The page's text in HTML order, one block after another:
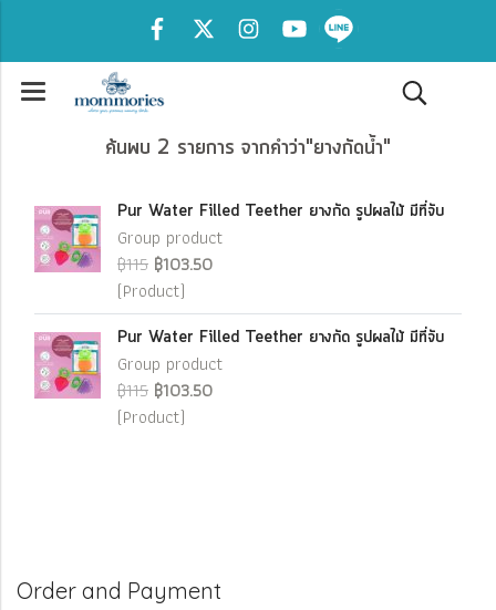
ค้นพบ 2 รายการ จากคำว่า"ยางกัดน้ำ"
Pur Water Filled Teether ยางกัด รูปผลไม้ มีที่จับ
Group product
฿115 ฿103.50
(Product)
Pur Water Filled Teether ยางกัด รูปผลไม้ มีที่จับ
Group product
฿115 ฿103.50
(Product)
Order and Payment